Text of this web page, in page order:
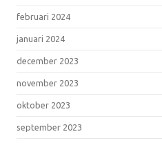
februari 2024
januari 2024
december 2023
november 2023
oktober 2023
september 2023